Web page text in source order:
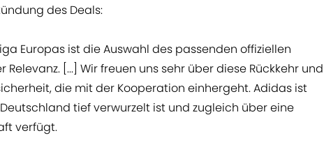
des Deals:
Europas ist die Auswahl des passenden offiziellen
[...] Wir freuen uns sehr über diese Rückkehr und
die mit der Kooperation einhergeht. Adidas ist
tief verwurzelt ist und zugleich über eine
verfügt.